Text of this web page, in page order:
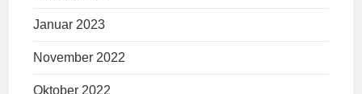
Januar 2023
November 2022
Oktober 2022